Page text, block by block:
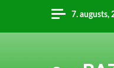
content
7. augusts,